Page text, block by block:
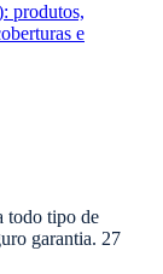
produtos,
e
todo tipo de
garantia. 27